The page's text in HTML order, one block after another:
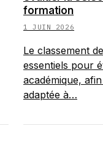
formation
1 JUIN 2026
Le classement
essentiels pour
académique,
adaptée à…